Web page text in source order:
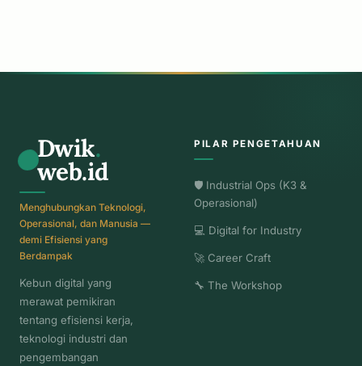
Dwik.
web.id
Menghubungkan Teknologi,
Operasional, dan Manusia —
demi Efisiensi yang
Berdampak
Kebun digital yang
merawat pemikiran
tentang efisiensi kerja,
teknologi industri dan
pengembangan
PILAR PENGETAHUAN
🛡️ Industrial Ops (K3 &
Operasional)
💻 Digital for Industry
🚀 Career Craft
🔧 The Workshop